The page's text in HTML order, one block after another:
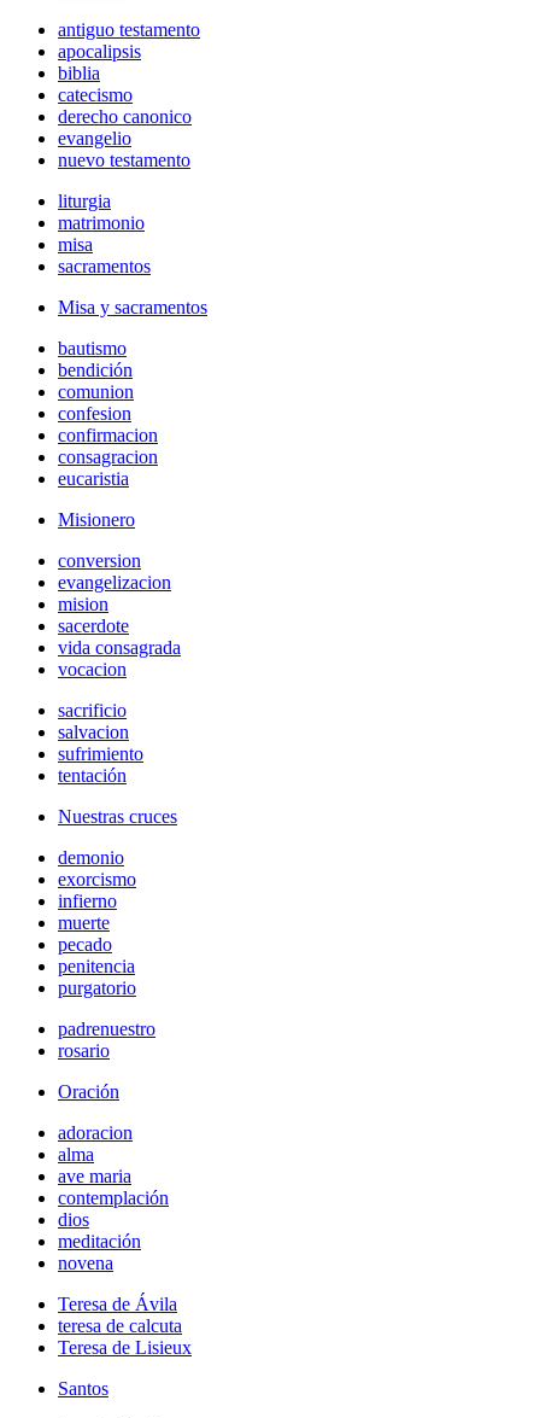
antiguo testamento
apocalipsis
biblia
catecismo
derecho canonico
evangelio
nuevo testamento
liturgia
matrimonio
misa
sacramentos
Misa y sacramentos
bautismo
bendición
comunion
confesion
confirmacion
consagracion
eucaristia
Misionero
conversion
evangelizacion
mision
sacerdote
vida consagrada
vocacion
sacrificio
salvacion
sufrimiento
tentación
Nuestras cruces
demonio
exorcismo
infierno
muerte
pecado
penitencia
purgatorio
padrenuestro
rosario
Oración
adoracion
alma
ave maria
contemplación
dios
meditación
novena
Teresa de Ávila
teresa de calcuta
Teresa de Lisieux
Santos